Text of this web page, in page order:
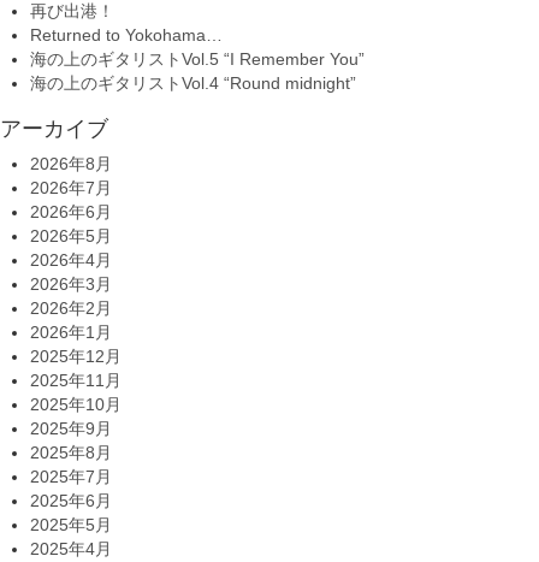
再び出港！
Returned to Yokohama…
海の上のギタリストVol.5 “I Remember You”
海の上のギタリストVol.4 “Round midnight”
アーカイブ
2026年8月
2026年7月
2026年6月
2026年5月
2026年4月
2026年3月
2026年2月
2026年1月
2025年12月
2025年11月
2025年10月
2025年9月
2025年8月
2025年7月
2025年6月
2025年5月
2025年4月